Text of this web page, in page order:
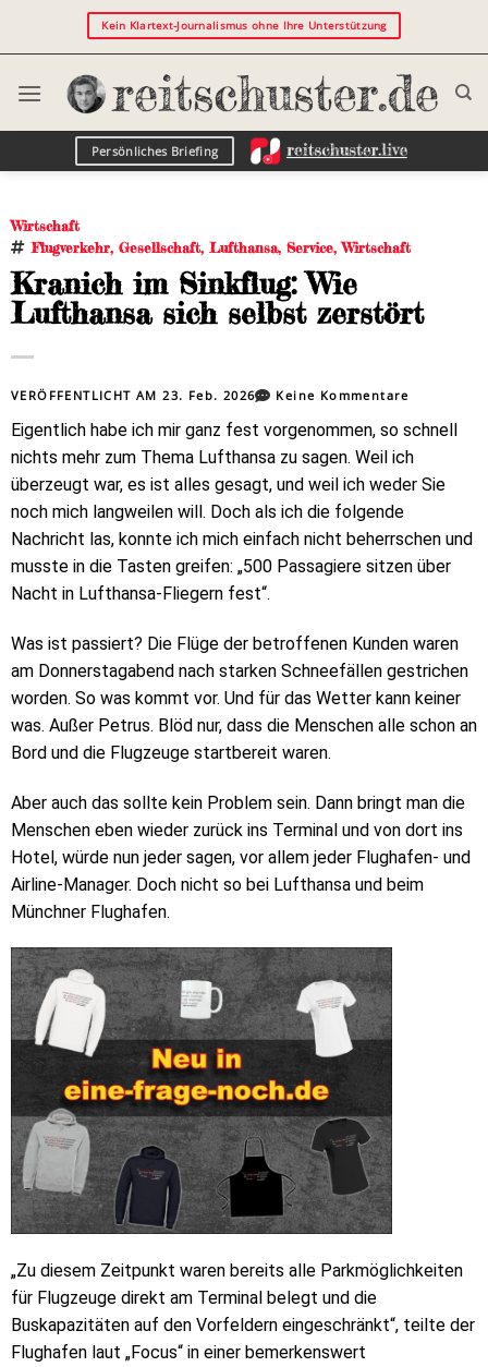
Kein Klartext-Journalismus ohne Ihre Unterstützung
Persönliches Briefing
Wirtschaft
Flugverkehr, Gesellschaft, Lufthansa, Service,Wirtschaft
Kranich im Sinkflug: Wie
Lufthansa sich selbst zerstört
VERÖFFENTLICHT AM23. Feb. 2026 Keine Kommentare
Eigentlich habe ich mir ganz fest vorgenommen, so schnell
nichts mehr zum Thema Lufthansa zu sagen. Weil ich
überzeugt war, es ist alles gesagt, und weil ich weder Sie
noch mich langweilen will. Doch als ich die folgende
Nachricht las, konnte ich mich einfach nicht beherrschen und
musste in die Tasten greifen: „500 Passagiere sitzen über
Nacht in Lufthansa-Fliegern fest“.
Was ist passiert? Die Flüge der betroffenen Kunden waren
am Donnerstagabend nach starken Schneefällen gestrichen
worden. So was kommt vor. Und für das Wetter kann keiner
was. Außer Petrus. Blöd nur, dass die Menschen alle schon an
Bord und die Flugzeuge startbereit waren.
Aber auch das sollte kein Problem sein. Dann bringt man die
Menschen eben wieder zurück ins Terminal und von dort ins
Hotel, würde nun jeder sagen, vor allem jeder Flughafen- und
Airline-Manager. Doch nicht so bei Lufthansa und beim
Münchner Flughafen.
„Zu diesem Zeitpunkt waren bereits alle Parkmöglichkeiten
für Flugzeuge direkt am Terminal belegt und die
Buskapazitäten auf den Vorfeldern eingeschränkt“, teilte der
Flughafen laut „Focus“ in einer bemerkenswert